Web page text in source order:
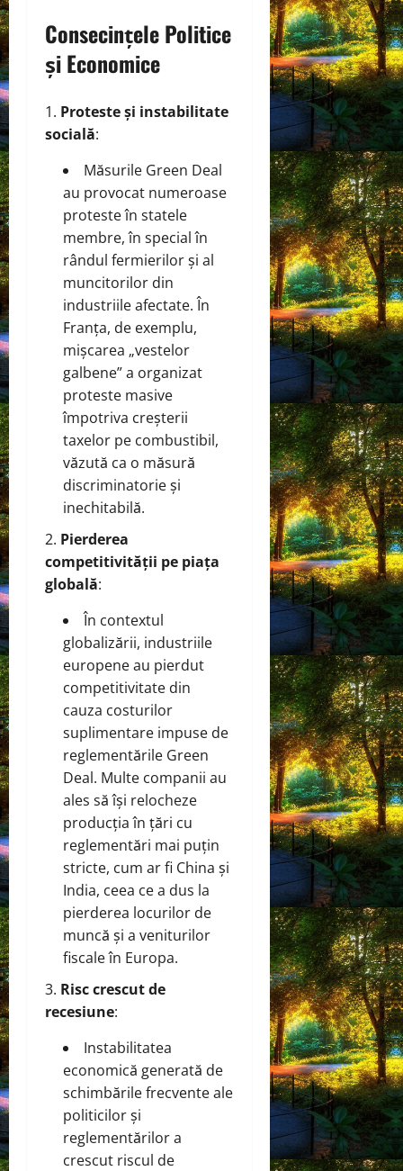
Consecințele Politice
și Economice
Proteste și instabilitate
socială:
Măsurile Green Deal
au provocat numeroase
proteste în statele
membre, în special în
rândul fermierilor și al
muncitorilor din
industriile afectate. În
Franța, de exemplu,
mișcarea „vestelor
galbene” a organizat
proteste masive
împotriva creșterii
taxelor pe combustibil,
văzută ca o măsură
discriminatorie și
inechitabilă.
Pierderea
competitivității pe piața
globală:
În contextul
globalizării, industriile
europene au pierdut
competitivitate din
cauza costurilor
suplimentare impuse de
reglementările Green
Deal. Multe companii au
ales să își relocheze
producția în țări cu
reglementări mai puțin
stricte, cum ar fi China și
India, ceea ce a dus la
pierderea locurilor de
muncă și a veniturilor
fiscale în Europa.
Risc crescut de
recesiune:
Instabilitatea
economică generată de
schimbările frecvente ale
politicilor și
reglementărilor a
crescut riscul de